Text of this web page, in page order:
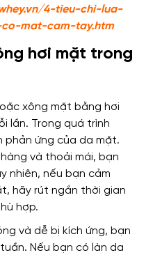
4-tieu-chi-lua-
mat-cam-tay.htm
hơi mặt trong
xông mặt bằng hơi
lần. Trong quá trình
phản ứng của da mặt.
và thoải mái, bạn
nhiên, nếu bạn cảm
hãy rút ngắn thời gian
hợp.
và dễ bị kích ứng, bạn
Nếu bạn có làn da